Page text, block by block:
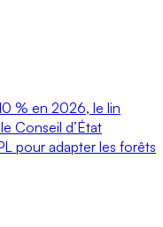
% en 2026, le lin
Conseil d’État
pour adapter les forêts